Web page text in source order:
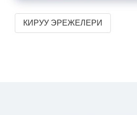
КИРУУ ЭРЕЖЕЛЕРИ